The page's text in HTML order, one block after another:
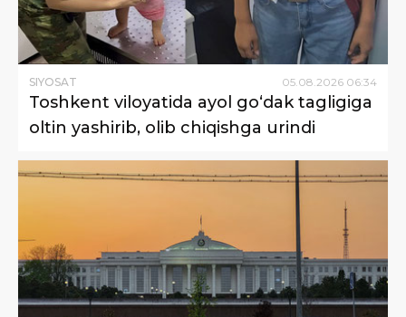
SIYOSAT 05.08.2026 06:34
Toshkent viloyatida ayol go‘dak tagligiga
oltin yashirib, olib chiqishga urindi